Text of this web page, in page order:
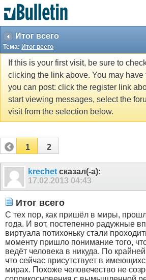
Итог всего
Тема: Итог всего
If this is your first visit, be sure to
clicking the link above. You may have
you can post: click the register link
start viewing messages, select the
visit from the selection below.
1 2
krechet сказал(-а):
17.02.2013 04:43
Итог всего
С тех пор, как пришёл в миры,
года. И вот, постепенно радужные
виртуала потихоньку стали
моменту пришло понимание того,
ведёт человека в никуда. По
что сейчас присутствует в
мирах. Похоже человечество не